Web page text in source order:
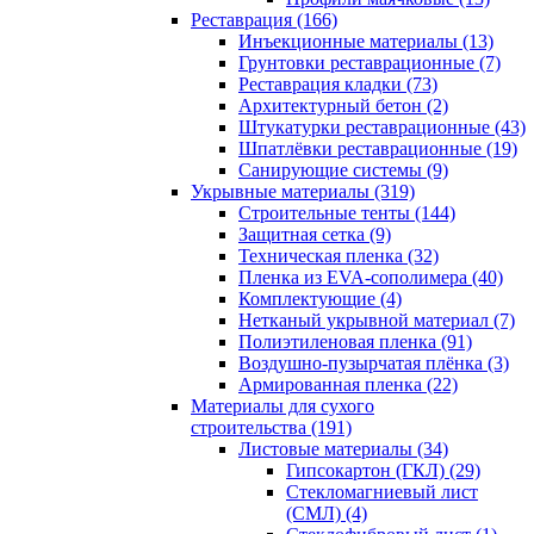
Реставрация (166)
Инъекционные материалы (13)
Грунтовки реставрационные (7)
Реставрация кладки (73)
Архитектурный бетон (2)
Штукатурки реставрационные (43)
Шпатлёвки реставрационные (19)
Санирующие системы (9)
Укрывные материалы (319)
Строительные тенты (144)
Защитная сетка (9)
Техническая пленка (32)
Пленка из EVA-сополимера (40)
Комплектующие (4)
Нетканый укрывной материал (7)
Полиэтиленовая пленка (91)
Воздушно-пузырчатая плёнка (3)
Армированная пленка (22)
Материалы для сухого
строительства (191)
Листовые материалы (34)
Гипсокартон (ГКЛ) (29)
Стекломагниевый лист
(СМЛ) (4)